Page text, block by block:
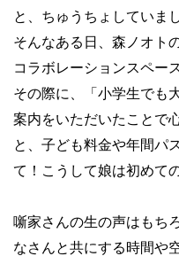
と、ちゅうちょしていま
そんなある日、森ノオト
コラボレーションスペー
その際に、「小学生でも
案内をいただいたことで
と、子ども料金や年間パ
て！こうして娘は初めて
噺家さんの生の声はもち
なさんと共にする時間や